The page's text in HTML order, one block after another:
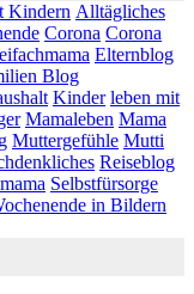
Kindern Alltägliches
Corona Corona
Elternblog
Blog
Kinder leben mit
Mamaleben Mama
Muttergefühle Mutti
Reiseblog
Selbstfürsorge
in Bildern